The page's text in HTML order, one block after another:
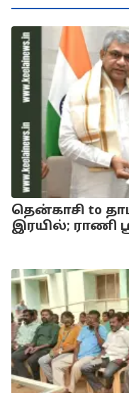
தென்காசி to
இரயில்; ராணி